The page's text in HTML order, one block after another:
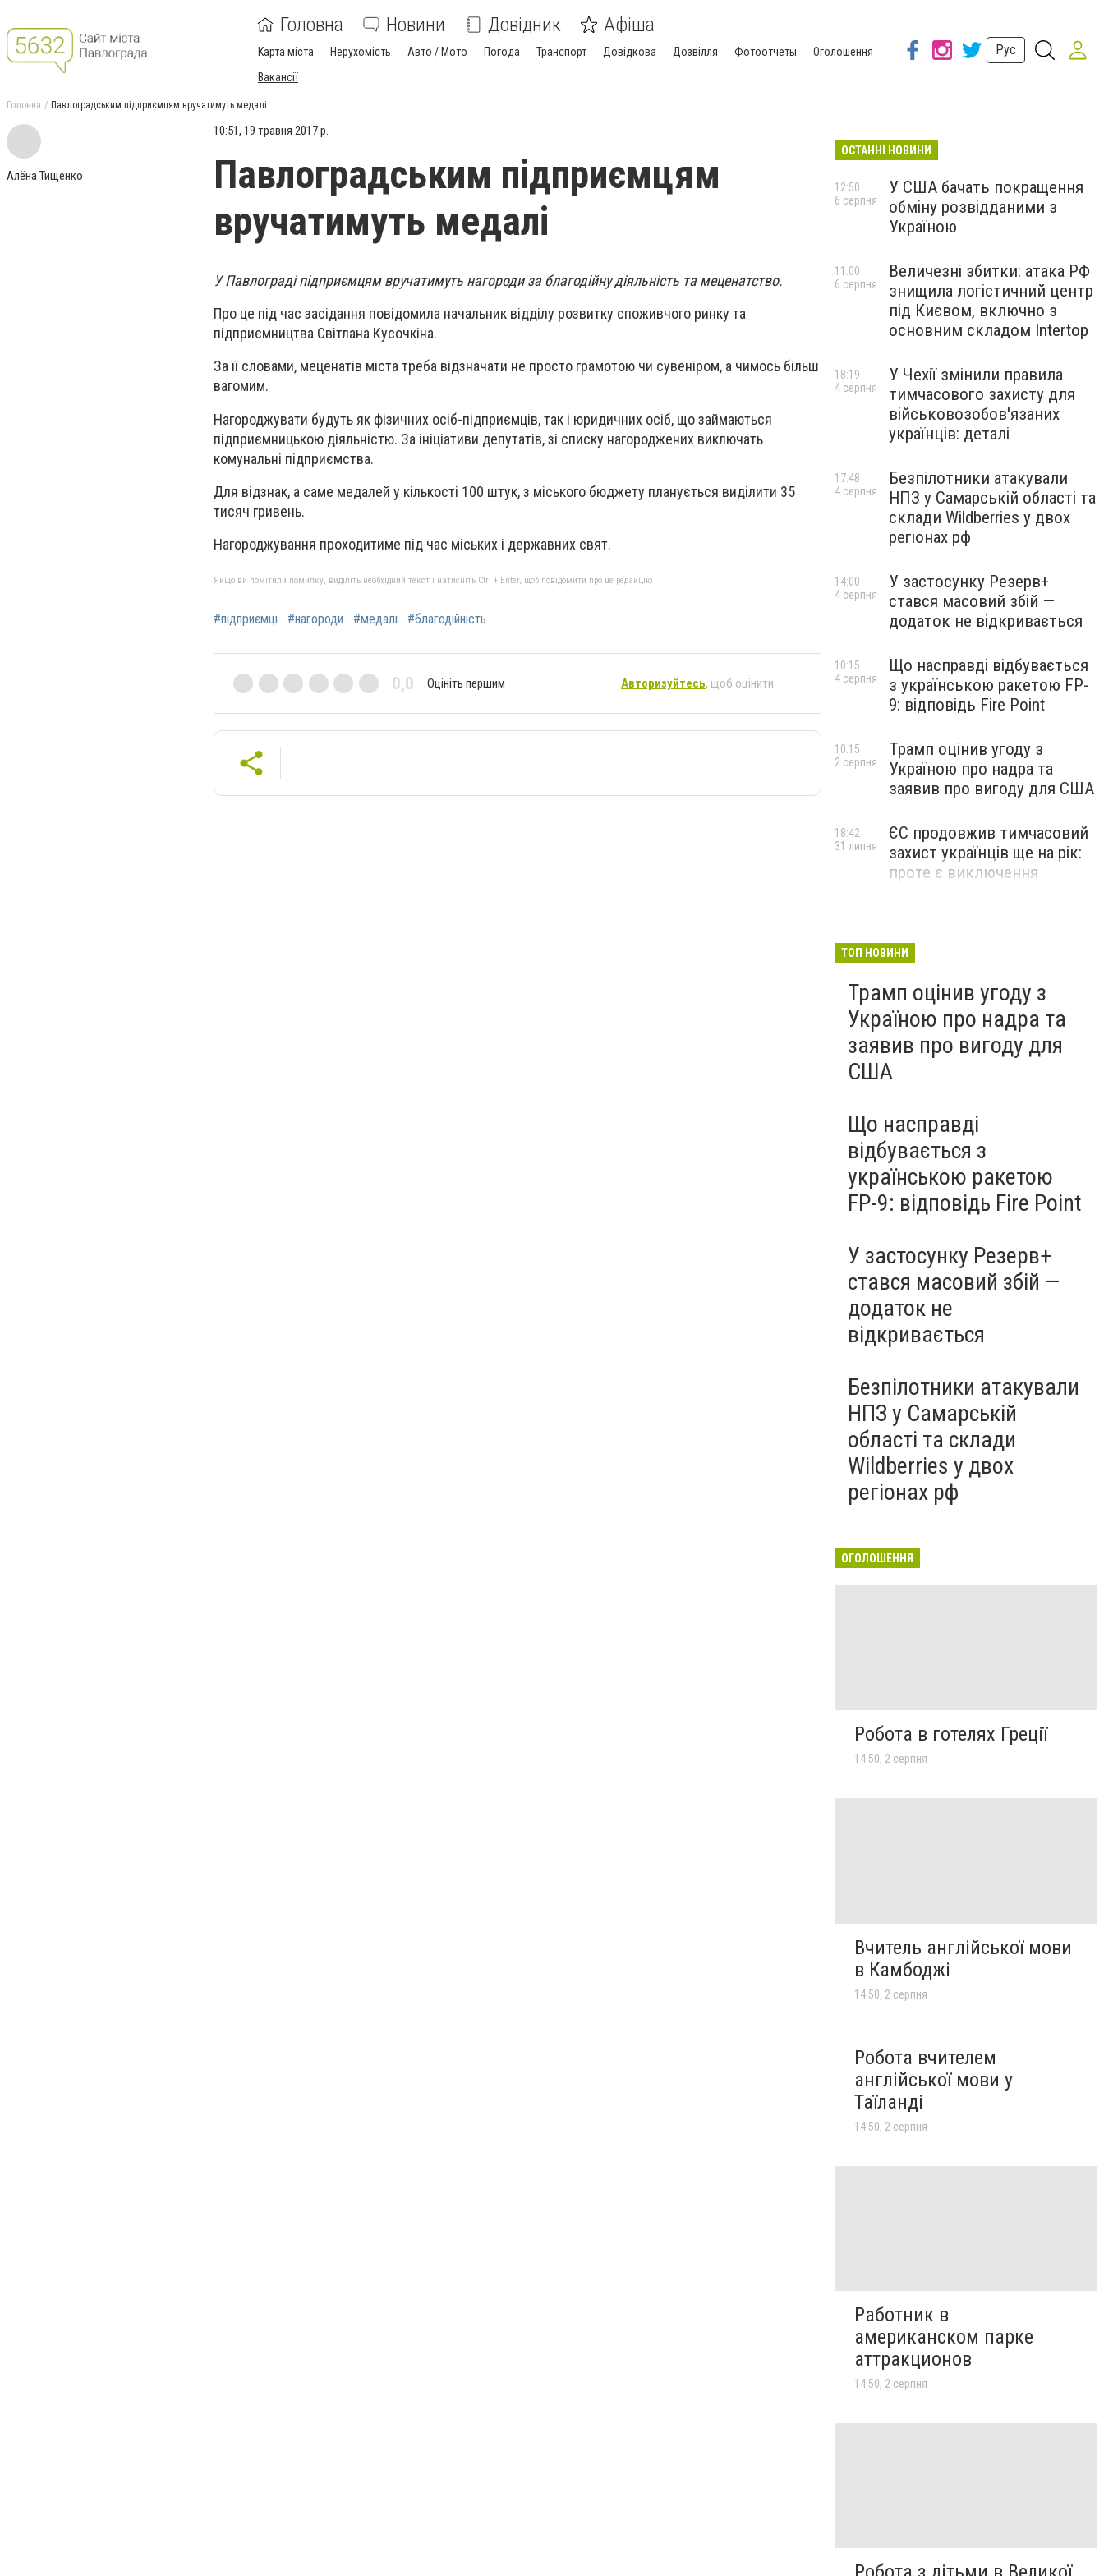
Головна Новини Довідник Афіша
Карта міста Нерухомість Авто / Мото Погода Транспорт Довідкова Дозвілля Фотоотчеты
Оголошення
Вакансії
Рус
Головна Павлоградським підприємцям вручатимуть медалі
Алёна Тищенко
10:51, 19 травня 2017 р.
Павлоградським підприємцям
вручатимуть медалі
У Павлограді підприємцям вручатимуть нагороди за благодійну діяльність та меценатство.
Про це під час засідання повідомила начальник відділу розвитку споживчого ринку та
підприємництва Світлана Кусочкіна.
За її словами, меценатів міста треба відзначати не просто грамотою чи сувеніром, а чимось більш
вагомим.
Нагороджувати будуть як фізичних осіб-підприємців, так і юридичних осіб, що займаються
підприємницькою діяльністю. За ініціативи депутатів, зі списку нагороджених виключать
комунальні підприємства.
Для відзнак, а саме медалей у кількості 100 штук, з міського бюджету планується виділити 35
тисяч гривень.
Нагороджування проходитиме під час міських і державних свят.
Якщо ви помітили помилку, виділіть необхідний текст і натисніть Ctrl + Enter, щоб повідомити про це редакцію
#підприємці #нагороди #медалі #благодійність
0,0 Оцініть першим Авторизуйтесь, щоб оцінити
ОСТАННІ НОВИНИ
У США бачать покращення
обміну розвідданими з
Україною
12:50
6 серпня
Величезні збитки: атака РФ
знищила логістичний центр
під Києвом, включно з
основним складом Intertop
11:00
6 серпня
У Чехії змінили правила
тимчасового захисту для
військовозобов'язаних
українців: деталі
18:19
4 серпня
Безпілотники атакували
НПЗ у Самарській області та
склади Wildberries у двох
регіонах рф
17:48
4 серпня
У застосунку Резерв+
стався масовий збій —
додаток не відкривається
14:00
4 серпня
Що насправді відбувається
з українською ракетою FP-
9: відповідь Fire Point
10:15
4 серпня
Трамп оцінив угоду з
Україною про надра та
заявив про вигоду для США
10:15
2 серпня
ЄС продовжив тимчасовий
захист українців ще на рік:
проте є виключення
18:42
31 липня
ТОП НОВИНИ
Трамп оцінив угоду з
Україною про надра та
заявив про вигоду для
США
Що насправді
відбувається з
українською ракетою
FP-9: відповідь Fire Point
У застосунку Резерв+
стався масовий збій —
додаток не
відкривається
Безпілотники атакували
НПЗ у Самарській
області та склади
Wildberries у двох
регіонах рф
ОГОЛОШЕННЯ
Робота в готелях Греції
14:50, 2 серпня
Вчитель англійської мови
в Камбоджі
14:50, 2 серпня
Робота вчителем
англійської мови у
Таїланді
14:50, 2 серпня
Работник в
американском парке
аттракционов
14:50, 2 серпня